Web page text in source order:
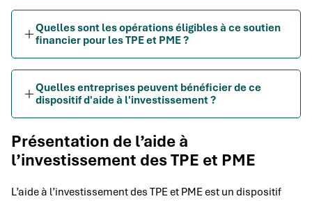
Quelles sont les opérations éligibles à ce soutien
financier pour les TPE et PME ?
Quelles entreprises peuvent bénéficier de ce
dispositif d'aide à l'investissement ?
Présentation de l’aide à
l’investissement des TPE et PME
L’aide à l’investissement des TPE et PME est un dispositif